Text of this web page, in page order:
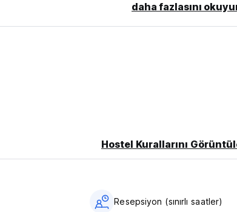
daha fazlasını
Hostel Kurallarını
Resepsiyon (sınırlı saatler)